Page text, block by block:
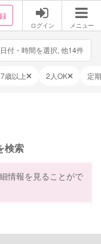
ログイン メニュー
付・時間を選択, 他14件
7歳以上 2人OK 定
検索
情報を見ることがで